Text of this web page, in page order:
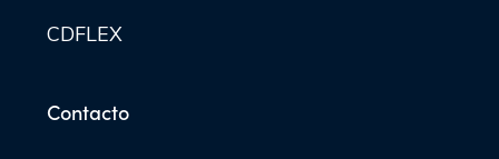
CDFLEX
Contacto